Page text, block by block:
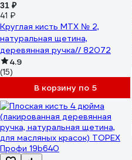
31 ₽
41 ₽
Круглая кисть MTX № 2,
натуральная щетина,
деревянная ручка// 82072
4.9
(15)
В корзину по 5